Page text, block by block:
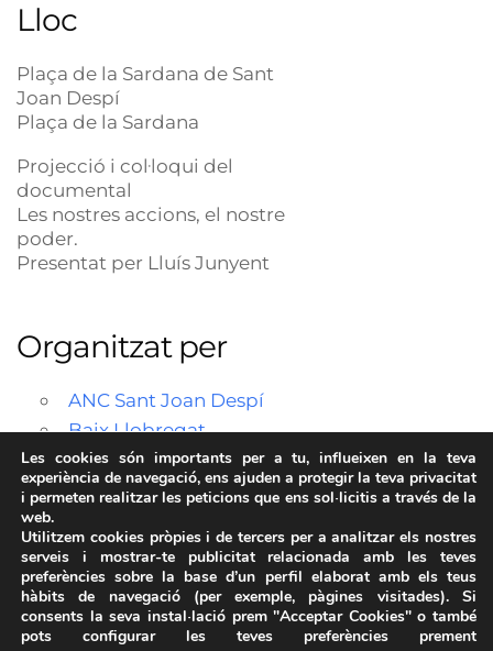
Lloc
Plaça de la Sardana de Sant
Joan Despí
Plaça de la Sardana
Projecció i col·loqui del
documental
Les nostres accions, el nostre
poder.
Presentat per Lluís Junyent
Organitzat per
ANC Sant Joan Despí
Baix Llobregat
Les cookies són importants per a tu, influeixen en la teva
experiència de navegació, ens ajuden a protegir la teva privacitat
i permeten realitzar les peticions que ens sol·licitis a través de la
web.
Utilitzem cookies pròpies i de tercers per a analitzar els nostres
serveis i mostrar-te publicitat relacionada amb les teves
preferències sobre la base d’un perfil elaborat amb els teus
hàbits de navegació (per exemple, pàgines visitades). Si
consents la seva instal·lació prem "Acceptar Cookies" o també
pots configurar les teves preferències prement